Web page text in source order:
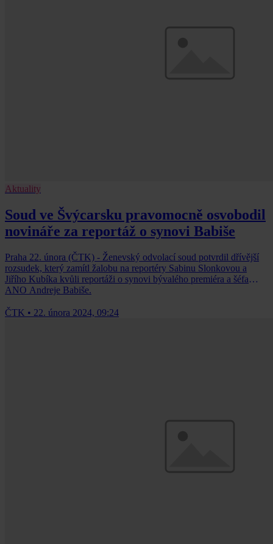
Aktuality
Soud ve Švýcarsku pravomocně osvobodil
novináře za reportáž o synovi Babiše
Praha 22. února (ČTK) - Ženevský odvolací soud potvrdil dřívější
rozsudek, který zamítl žalobu na reportéry Sabinu Slonkovou a
Jiřího Kubíka kvůli reportáži o synovi bývalého premiéra a šéfa
ANO Andreje Babiše.
ČTK • 22. února 2024, 09:24